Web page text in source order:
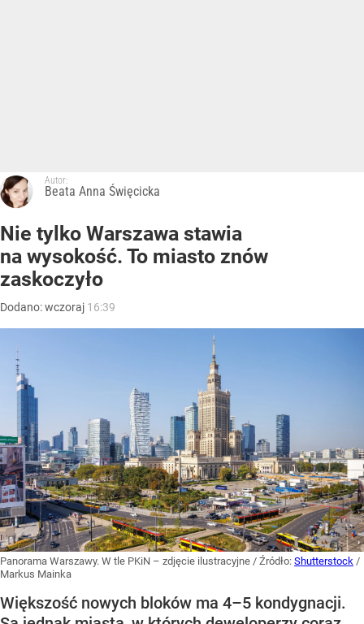
Autor:
Beata Anna Święcicka
Nie tylko Warszawa stawia
na wysokość. To miasto znów
zaskoczyło
Dodano:wczoraj 16:39
Panorama Warszawy. W tle PKiN – zdjęcie ilustracyjne / Źródło: Shutterstock /
Markus Mainka
Większość nowych bloków ma 4–5 kondygnacji.